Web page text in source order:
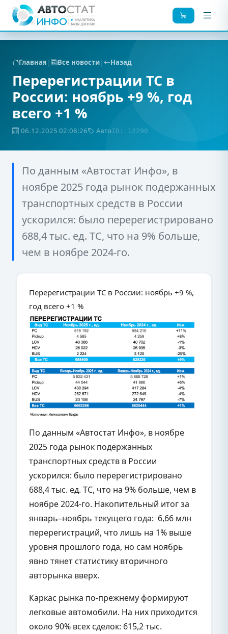
Главная | Все новости| Назад
Перерегистрации ТС в
России: ноябрь +9 %, год
всего +1 %
06.12.2025 02:08:26 АвтоID: 12290
По данным «Автостат Инфо», в
ноябре 2025 года рынок подержанных
транспортных средств в России
ускорился: было перерегистрировано
688,4 тыс. ед. ТС, что на 9% больше,
чем в ноябре 2024-го.
Перерегистрации ТС в России: ноябрь +9 %,
год всего +1 %
По данным «Автостат Инфо», в ноябре
2025 года рынок подержанных
транспортных средств в России
ускорился: было перерегистрировано
688,4 тыс. ед. ТС, что на 9% больше, чем в
ноябре 2024-го. Накопительный итог за
январь–ноябрь текущего года: 6,66 млн
перерегистраций, что лишь на 1% выше
уровня прошлого года, но сам ноябрь
явно тянет статистику вторичного
авторынка вверх.
Каркас рынка по-прежнему формируют
легковые автомобили. На них приходится
около 90% всех сделок: 615,2 тыс.